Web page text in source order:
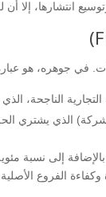
انتشارها، إلا
في جوهره، هو
الناجحة،
الذي يشتري
إلى نسبة
الفروع الأصلية.